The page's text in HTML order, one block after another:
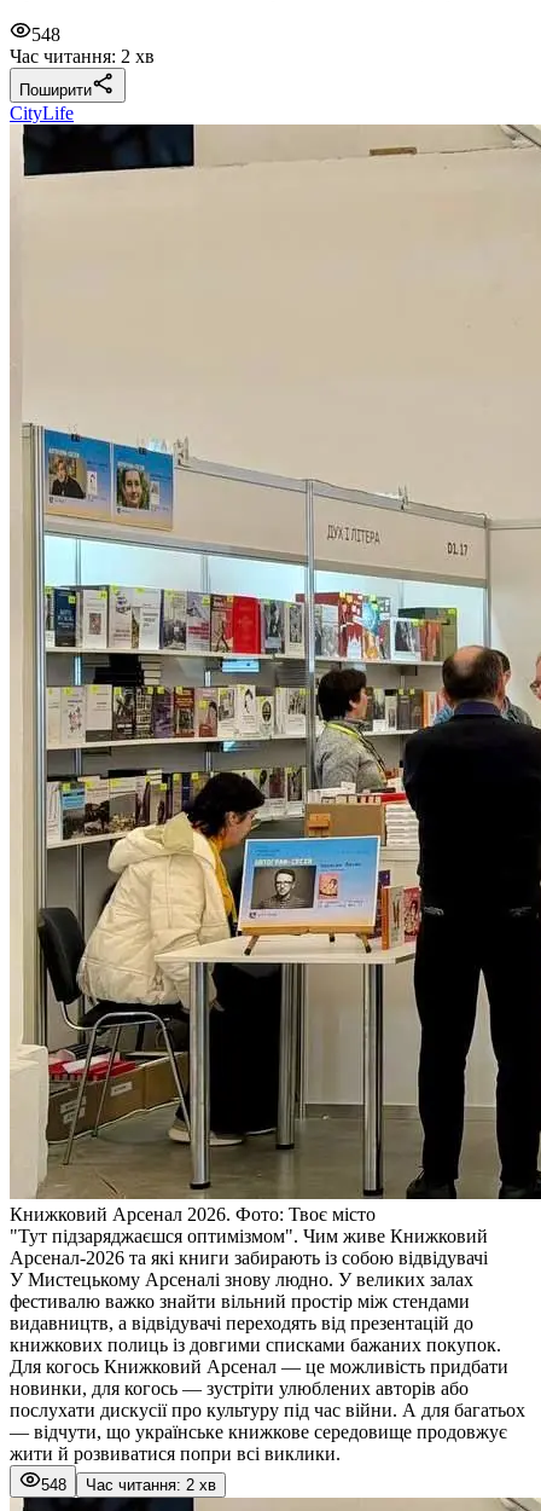
548
Час читання: 2 хв
Поширити
CityLife
Книжковий Арсенал 2026. Фото: Твоє місто
"Тут підзаряджаєшся оптимізмом". Чим живе Книжковий
Арсенал-2026 та які книги забирають із собою відвідувачі
У Мистецькому Арсеналі знову людно. У великих залах
фестивалю важко знайти вільний простір між стендами
видавництв, а відвідувачі переходять від презентацій до
книжкових полиць із довгими списками бажаних покупок.
Для когось Книжковий Арсенал — це можливість придбати
новинки, для когось — зустріти улюблених авторів або
послухати дискусії про культуру під час війни. А для багатьох
— відчути, що українське книжкове середовище продовжує
жити й розвиватися попри всі виклики.
548 Час читання: 2 хв